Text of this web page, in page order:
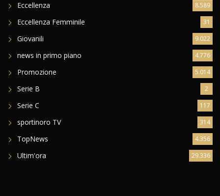
Eccellenza 8.589
Eccellenza Femminile 31
Giovanili 9.022
news in primo piano 4.776
Promozione 5.014
Serie B 2
Serie C 117
sportinoro TV 314
TopNews 4.356
Ultim'ora 29.336